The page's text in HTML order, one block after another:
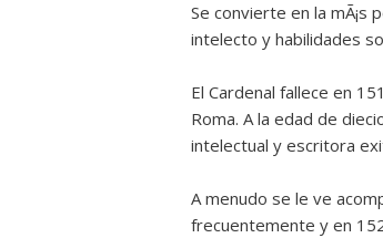
Se convierte en la mÃ¡s
intelecto y habilidades
El Cardenal fallece en
Roma. A la edad de
intelectual y escritora
A menudo se le ve
frecuentemente y en